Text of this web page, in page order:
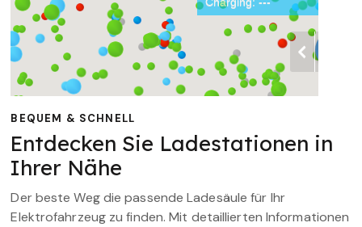
BEQUEM & SCHNELL
Entdecken Sie Ladestationen in
Ihrer Nähe
Der beste Weg die passende Ladesäule für Ihr
Elektrofahrzeug zu finden. Mit detaillierten Informationen